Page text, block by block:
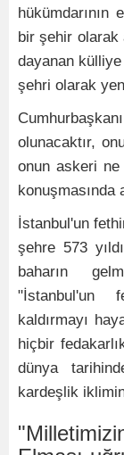
bir şehir olarak
dayanan
şehri olarak
olunacaktır,
onun askeri
konuşmasında
İstanbul'un
şehre 573
baharın
"İstanbul'un
kaldırmayı
hiçbir
dünya
kardeşlik